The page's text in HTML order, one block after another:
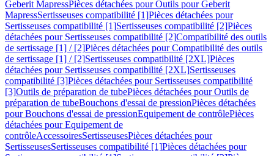
Geberit MapressPièces détachées pour Outils pour Geberit
MapressSertisseuses compatibilité [1]Pièces détachées pour
Sertisseuses compatibilité [1]Sertisseuses compatibilité [2]Pièces
détachées pour Sertisseuses compatibilité [2]Compatibilité des outils
de sertissage [1] / [2]Pièces détachées pour Compatibilité des outils
de sertissage [1] / [2]Sertisseuses compatibilité [2XL]Pièces
détachées pour Sertisseuses compatibilité [2XL]Sertisseuses
compatibilité [3]Pièces détachées pour Sertisseuses compatibilité
[3]Outils de préparation de tubePièces détachées pour Outils de
préparation de tubeBouchons d'essai de pressionPièces détachées
pour Bouchons d'essai de pressionEquipement de contrôlePièces
détachées pour Equipement de
contrôleAccessoiresSertisseusesPièces détachées pour
SertisseusesSertisseuses compatibilité [1]Pièces détachées pour